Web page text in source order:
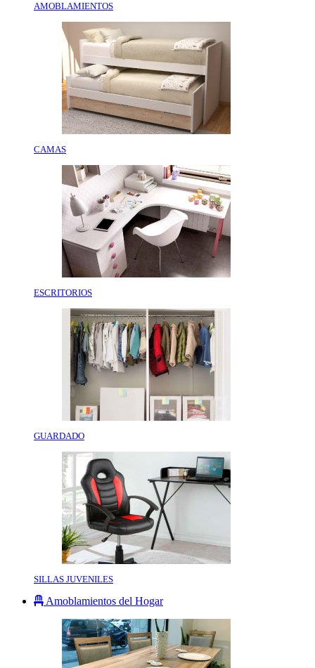
AMOBLAMIENTOS
CAMAS
ESCRITORIOS
GUARDADO
SILLAS JUVENILES
Amoblamientos del Hogar